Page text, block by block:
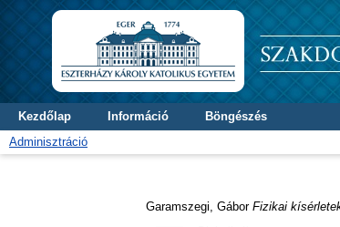
Kezdőlap Információ
Böngészés
Adminisztráció
Garamszegi, Gábor Fizikai